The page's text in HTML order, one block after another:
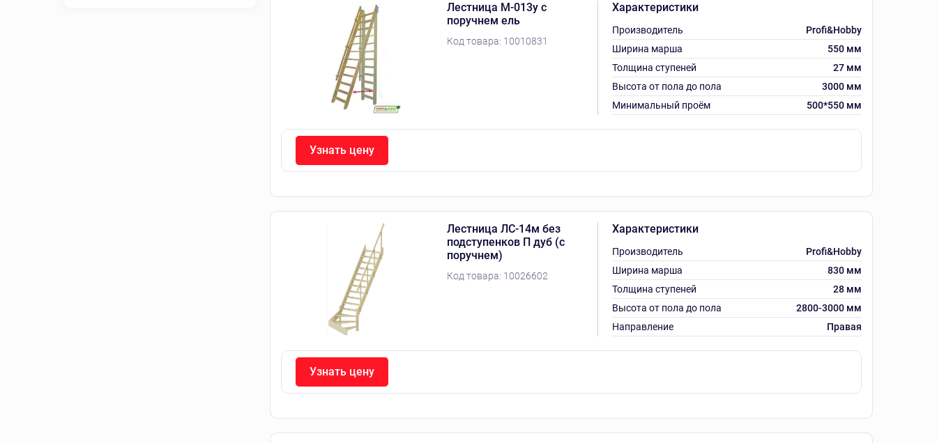
Лестница М-013у с
поручнем ель
Код товара: 10010831
Характеристики
Производитель
Profi&Hobby
Ширина марша
550 мм
Толщина ступеней
27 мм
Высота от пола до пола
3000 мм
Минимальный проём
500*550 мм
Узнать цену
Лестница ЛС-14м без
подступенков П дуб (с
поручнем)
Код товара: 10026602
Характеристики
Производитель
Profi&Hobby
Ширина марша
830 мм
Толщина ступеней
28 мм
Высота от пола до пола
2800-3000 мм
Направление
Правая
Узнать цену